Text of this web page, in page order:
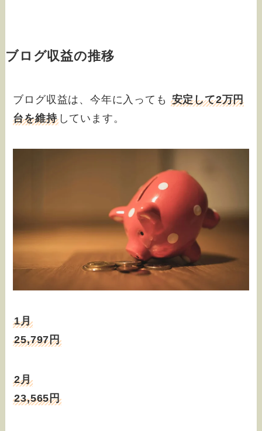
ブログ収益の推移
ブログ収益は、今年に入っても 安定して2万円
台を維持しています。
1月
25,797円
2月
23,565円